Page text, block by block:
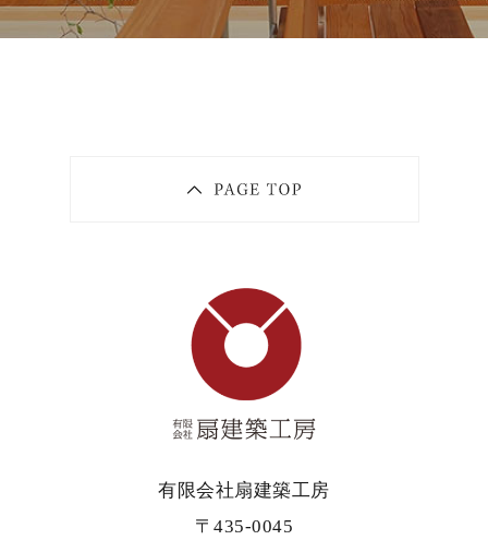
有限会社扇建築工房
〒435-0045